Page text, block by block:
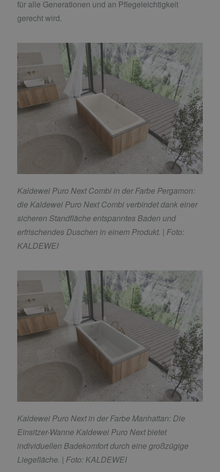
für alle Generationen und an Pflegeleichtigkeit
gerecht wird.
Kaldewei Puro Next Combi in der Farbe Pergamon:
die Kaldewei Puro Next Combi verbindet dank einer
sicheren Standfläche entspanntes Baden und
erfrischendes Duschen in einem Produkt. | Foto:
KALDEWEI
Kaldewei Puro Next in der Farbe Manhattan: Die
Einsitzer-Wanne Kaldewei Puro Next bietet
individuellen Badekomfort durch eine großzügige
Liegefläche. | Foto: KALDEWEI